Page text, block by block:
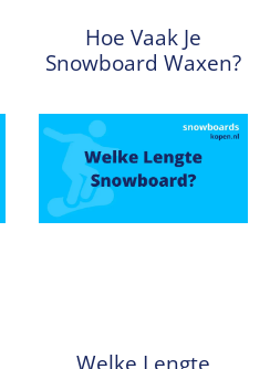
Hoe Vaak Je
Snowboard Waxen?
Welke Lengte